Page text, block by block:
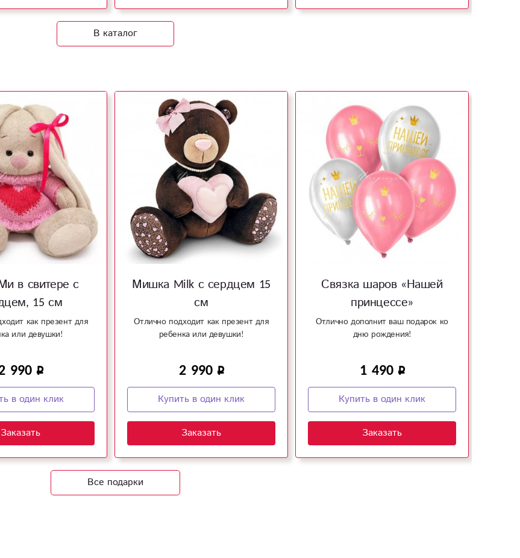
В каталог
в свитере с
15 см
как презент для
или девушки!
990
в один клик
Заказать
Мишка Milk с сердцем 15
см
Отлично подходит как презент для
ребенка или девушки!
2 990
Купить в один клик
Заказать
Связка шаров «Нашей
принцессе»
Отлично дополнит ваш подарок ко
дню рождения!
1 490
Купить в один клик
Заказать
Все подарки